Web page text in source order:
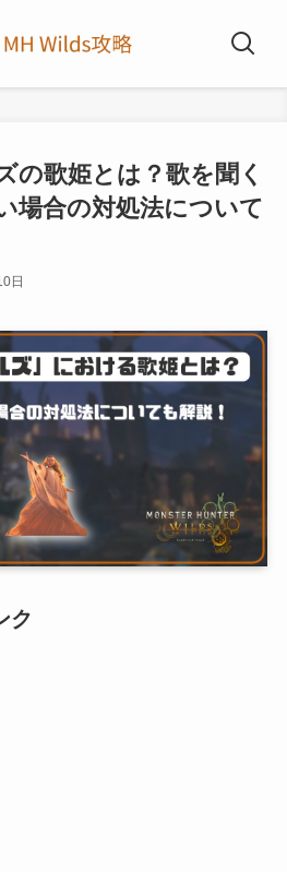
の歌姫とは？歌を聞く
場合の対処法について
日
ク